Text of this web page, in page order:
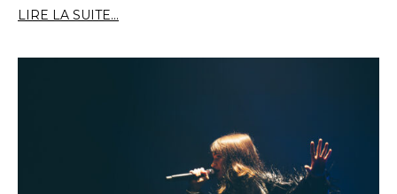
LIRE LA SUITE...